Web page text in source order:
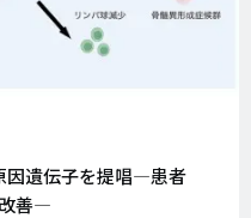
因遺伝子を提唱―患者
善―